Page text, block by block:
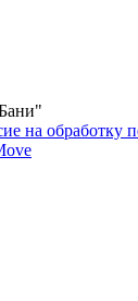
на обработку